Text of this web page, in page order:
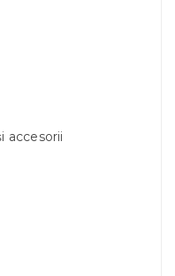
accesorii